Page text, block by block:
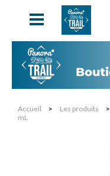
Accueil > Les produits >
mL